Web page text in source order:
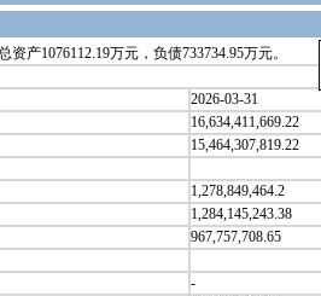
产1076112.19万元，负债733734.95万元。
2026-03-31
16,634,411,669.22
15,464,307,819.22
1,278,849,464.2
1,284,145,243.38
967,757,708.65
-